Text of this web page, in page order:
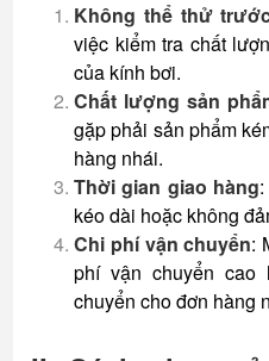
Không thể thử
việc kiểm tra chất
của kính bơi.
Chất lượng sản
gặp phải sản phẩm
hàng nhái.
Thời gian giao hàng
kéo dài hoặc không
Chi phí vận chuyển:
phí vận chuyển cao
chuyển cho đơn hàng